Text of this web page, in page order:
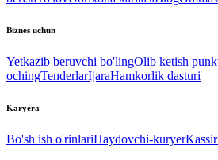
Biznes uchun
Yetkazib beruvchi bo'lingOlib ketish
ochingTenderlarIjaraHamkorlik dasturi
Karyera
Bo'sh ish o'rinlariHaydovchi-kuryerKassir